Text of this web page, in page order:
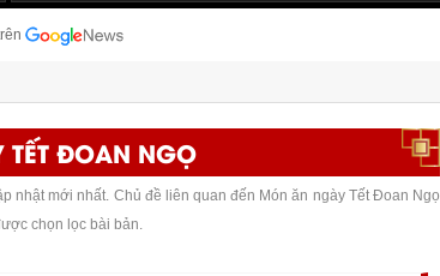
ĐOAN NGỌ
nhật mới nhất. Chủ đề liên quan đến Món ăn ngày Tết Đoan Ngọ
chọn lọc bài bản.